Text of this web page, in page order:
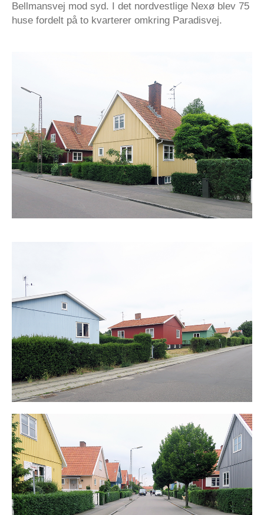
Bellmansvej mod syd. I det nordvestlige Nexø blev 75
huse fordelt på to kvarterer omkring Paradisvej.